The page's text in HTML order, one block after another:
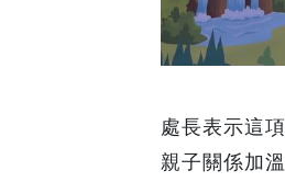
處長表示這
親子關係加